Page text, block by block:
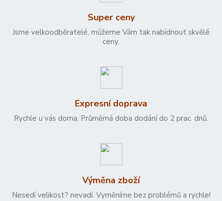
Super ceny
Jsme velkoodběratelé, můžeme Vám tak nabídnout skvělé
ceny.
Expresní doprava
Rychle u vás doma. Průměrná doba dodání do 2 prac. dnů.
Výměna zboží
Nesedí velikost? nevadí. Vyměníme bez problémů a rychle!